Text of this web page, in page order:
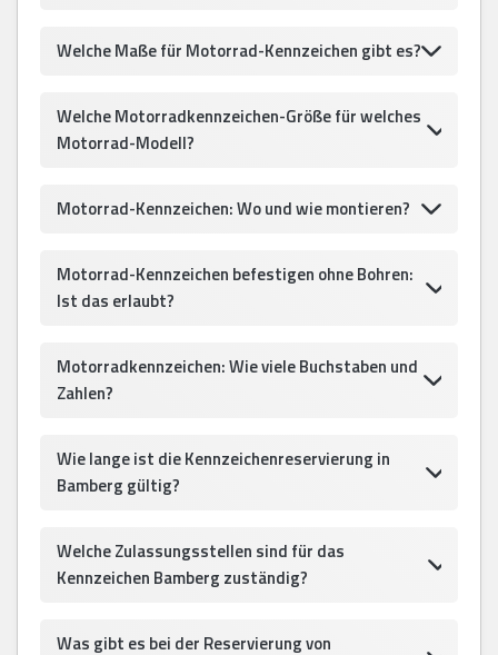
Welche Maße für Motorrad-Kennzeichen gibt es?
Welche Motorradkennzeichen-Größe für welches
Motorrad-Modell?
Motorrad-Kennzeichen: Wo und wie montieren?
Motorrad-Kennzeichen befestigen ohne Bohren:
Ist das erlaubt?
Motorradkennzeichen: Wie viele Buchstaben und
Zahlen?
Wie lange ist die Kennzeichenreservierung in
Bamberg gültig?
Welche Zulassungsstellen sind für das
Kennzeichen Bamberg zuständig?
Was gibt es bei der Reservierung von